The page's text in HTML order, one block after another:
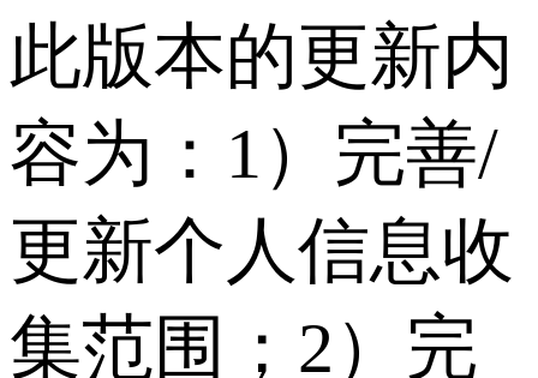
此版本的更新内
容为：1）完善/
更新个人信息收
集范围；2）完